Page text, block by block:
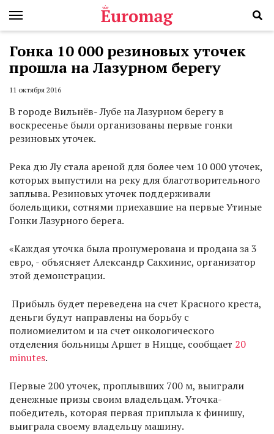
Гонка 10 000 резиновых уточек
прошла на Лазурном берегу
11 октября 2016
В городе Вильнёв- Лубе на Лазурном берегу в
воскресенье были организованы первые гонки
резиновых уточек.
Река дю Лу стала ареной для более чем 10 000 уточек,
которых выпустили на реку для благотворительного
заплыва. Резиновых уточек поддерживали
болельщики, сотнями приехавшие на первые Утиные
Гонки Лазурного берега.
«Каждая уточка была пронумерована и продана за 3
евро, - объясняет Александр Сакхинис, организатор
этой демонстрации.
Прибыль будет переведена на счет Красного креста,
деньги будут направлены на борьбу с
полиомиелитом и на счет онкологического
отделения больницы Аршет в Ницце, сообщает 20
minutes.
Первые 200 уточек, проплывших 700 м, выиграли
денежные призы своим владельцам. Уточка-
победитель, которая первая приплыла к финишу,
выиграла своему владельцу машину.